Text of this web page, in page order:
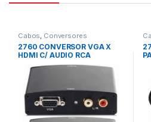
Cabos, Conversores
2760 CONVERSOR VGA X
HDMI C/ AUDIO RCA